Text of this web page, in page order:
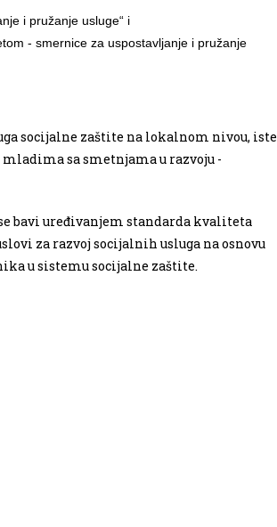
i pružanje usluge“ i
- smernice za uspostavljanje i pružanje
socijalne zaštite na lokalnom nivou, iste
sa smetnjama u razvoju -
bavi uređivanjem standarda kvaliteta
za razvoj socijalnih usluga na osnovu
u sistemu socijalne zaštite.